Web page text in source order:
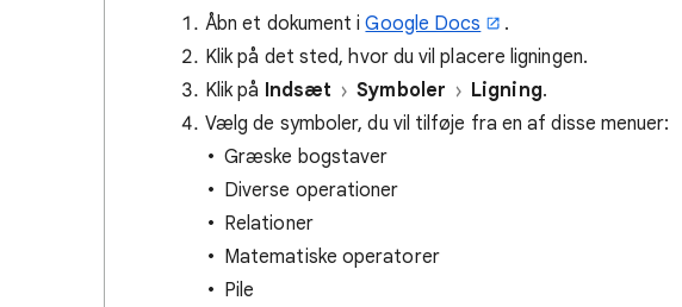
Åbn et dokument iGoogle Docs
.
Klik på det sted, hvor du vil placere ligningen.
Klik på Indsæt Symboler Ligning.
Vælg de symboler, du vil tilføje fra en af disse menuer:
Græske bogstaver
Diverse operationer
Relationer
Matematiske operatorer
Pile